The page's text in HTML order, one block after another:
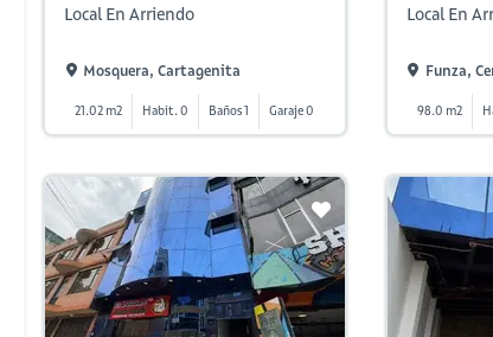
Local En Arriendo
Mosquera, Cartagenita
21.02 m2 Habit. 0 Baños 1 Garaje 0
Local En
Funza,
98.0 m2